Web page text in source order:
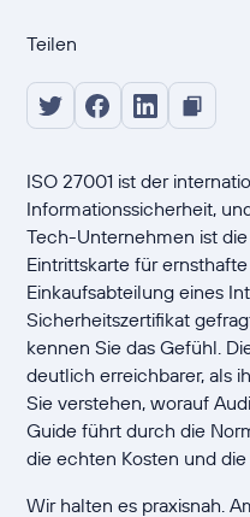
Teilen
ISO 27001 ist der
Informationssicherheit,
Tech-Unternehmen ist
Eintrittskarte für
Einkaufsabteilung eines
Sicherheitszertifikat
kennen Sie das Gefühl.
deutlich erreichbarer, als
Sie verstehen, worauf
Guide führt durch die
die echten Kosten und die
Wir halten es praxisnah.